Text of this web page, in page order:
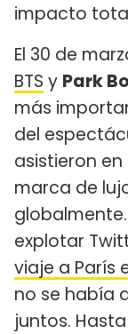
impacto
El 30 de
BTS y Park
más
del
asistieron
marca de
explotar
viaje a París
no se había
juntos.